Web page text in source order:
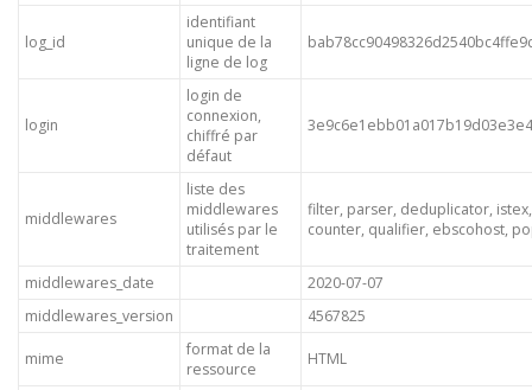
log_id
identifiant
unique de la
ligne de log
login
login de
connexion,
chiffré par
défaut
middlewares
liste des
middlewares
utilisés par le
traitement
filter, parser, deduplicator,
counter, qualifier, ebscohost,
middlewares_date
2020-07-07
middlewares_version
4567825
mime
format de la
ressource
HTML